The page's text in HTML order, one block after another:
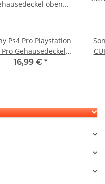
Ps4 Pro Playstation
Pro Gehäusedeckel
oben CUH-7xxx
16,99 € *